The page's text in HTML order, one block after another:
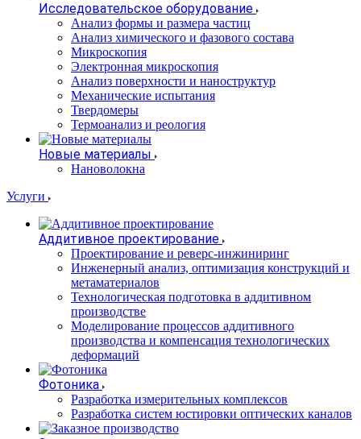
Исследовательское оборудование
Анализ формы и размера частиц
Анализ химического и фазового состава
Микроскопия
Электронная микроскопия
Анализ поверхности и наноструктур
Механические испытания
Твердомеры
Термоанализ и реология
Новые материалы
Нановолокна
Услуги
Аддитивное проектирование
Проектирование и реверс-инжиниринг
Инженерный анализ, оптимизация конструкций и
метаматериалов
Технологическая подготовка в аддитивном
производстве
Моделирование процессов аддитивного
производства и компенсация технологических
деформаций
Фотоника
Разработка измерительных комплексов
Разработка систем юстировки оптических каналов